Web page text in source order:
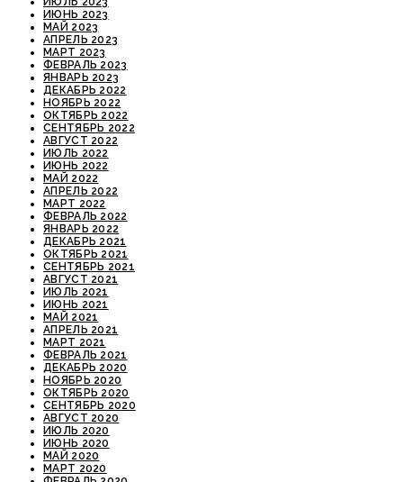
ИЮНЬ 2023
МАЙ 2023
АПРЕЛЬ 2023
МАРТ 2023
ФЕВРАЛЬ 2023
ЯНВАРЬ 2023
ДЕКАБРЬ 2022
НОЯБРЬ 2022
ОКТЯБРЬ 2022
СЕНТЯБРЬ 2022
АВГУСТ 2022
ИЮЛЬ 2022
ИЮНЬ 2022
МАЙ 2022
АПРЕЛЬ 2022
МАРТ 2022
ФЕВРАЛЬ 2022
ЯНВАРЬ 2022
ДЕКАБРЬ 2021
ОКТЯБРЬ 2021
СЕНТЯБРЬ 2021
АВГУСТ 2021
ИЮЛЬ 2021
ИЮНЬ 2021
МАЙ 2021
АПРЕЛЬ 2021
МАРТ 2021
ФЕВРАЛЬ 2021
ДЕКАБРЬ 2020
НОЯБРЬ 2020
ОКТЯБРЬ 2020
СЕНТЯБРЬ 2020
АВГУСТ 2020
ИЮЛЬ 2020
ИЮНЬ 2020
МАЙ 2020
МАРТ 2020